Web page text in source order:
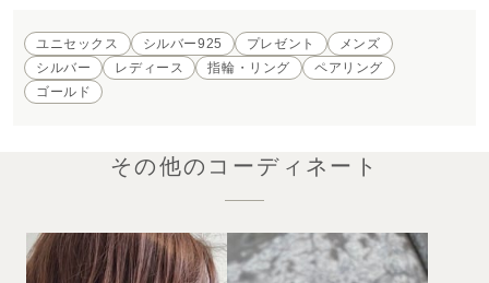
ユニセックス シルバー925 プレゼント
メンズ
シルバー
レディース 指輪・リング
ペアリング
ゴールド
その他のコーディネート